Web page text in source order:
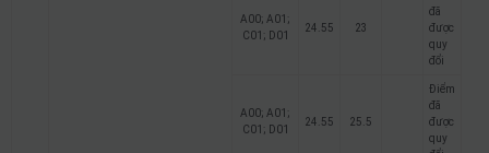
A00; A01;
C01; D01
24.55 23
đã
được
quy
đổi
A00; A01;
C01; D01
24.55 25.5
Điểm
đã
được
quy